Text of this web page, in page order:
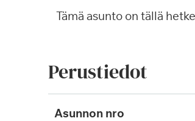
Tämä asunto on tällä
Perustiedot
Asunnon nro